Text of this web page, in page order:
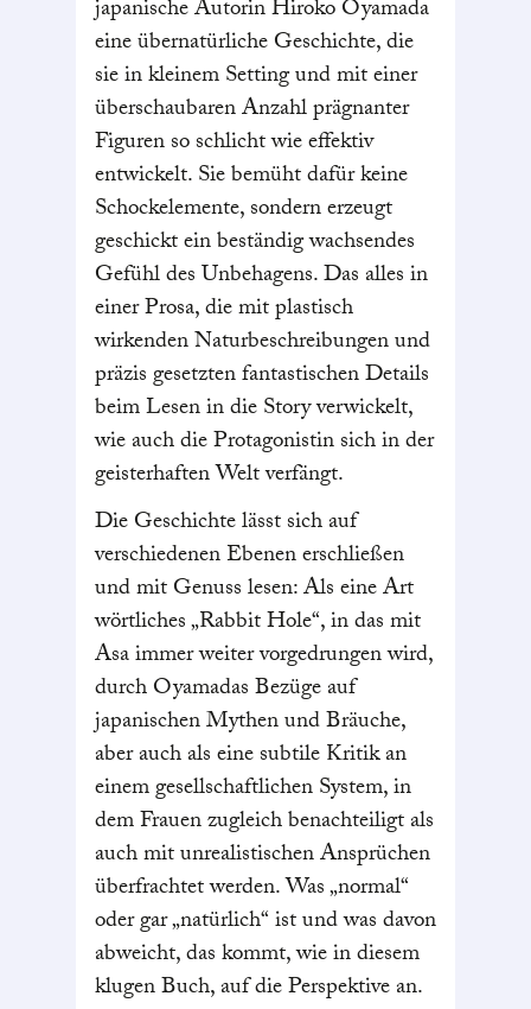
japanische Autorin Hiroko Oyamada
eine übernatürliche Geschichte, die
sie in kleinem Setting und mit einer
überschaubaren Anzahl prägnanter
Figuren so schlicht wie effektiv
entwickelt. Sie bemüht dafür keine
Schockelemente, sondern erzeugt
geschickt ein beständig wachsendes
Gefühl des Unbehagens. Das alles in
einer Prosa, die mit plastisch
wirkenden Naturbeschreibungen und
präzis gesetzten fantastischen Details
beim Lesen in die Story verwickelt,
wie auch die Protagonistin sich in der
geisterhaften Welt verfängt.
Die Geschichte lässt sich auf
verschiedenen Ebenen erschließen
und mit Genuss lesen: Als eine Art
wörtliches „Rabbit Hole“, in das mit
Asa immer weiter vorgedrungen wird,
durch Oyamadas Bezüge auf
japanischen Mythen und Bräuche,
aber auch als eine subtile Kritik an
einem gesellschaftlichen System, in
dem Frauen zugleich benachteiligt als
auch mit unrealistischen Ansprüchen
überfrachtet werden. Was „normal“
oder gar „natürlich“ ist und was davon
abweicht, das kommt, wie in diesem
klugen Buch, auf die Perspektive an.